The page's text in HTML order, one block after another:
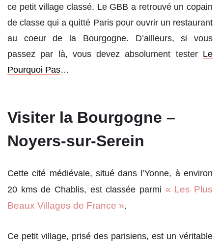
ce petit village classé. Le GBB a retrouvé un copain
de classe qui a quitté Paris pour ouvrir un restaurant
au coeur de la Bourgogne. D’ailleurs, si vous
passez par là, vous devez absolument tester Le
Pourquoi Pas…
Visiter la Bourgogne –
Noyers-sur-Serein
Cette cité médiévale, situé dans l’Yonne, à environ
20 kms de Chablis, est classée parmi « Les Plus
Beaux Villages de France ».
Ce petit village, prisé des parisiens, est un véritable